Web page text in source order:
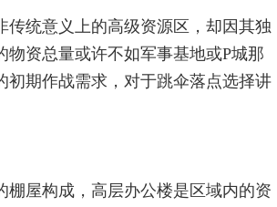
统意义上的高级资源区，却因其独
资总量或许不如军事基地或P城那
期作战需求，对于跳伞落点选择讲
屋构成，高层办公楼是区域内的资